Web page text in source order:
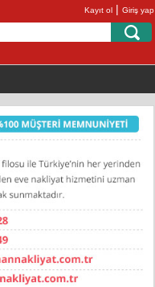
Kayıt ol | Giriş yap